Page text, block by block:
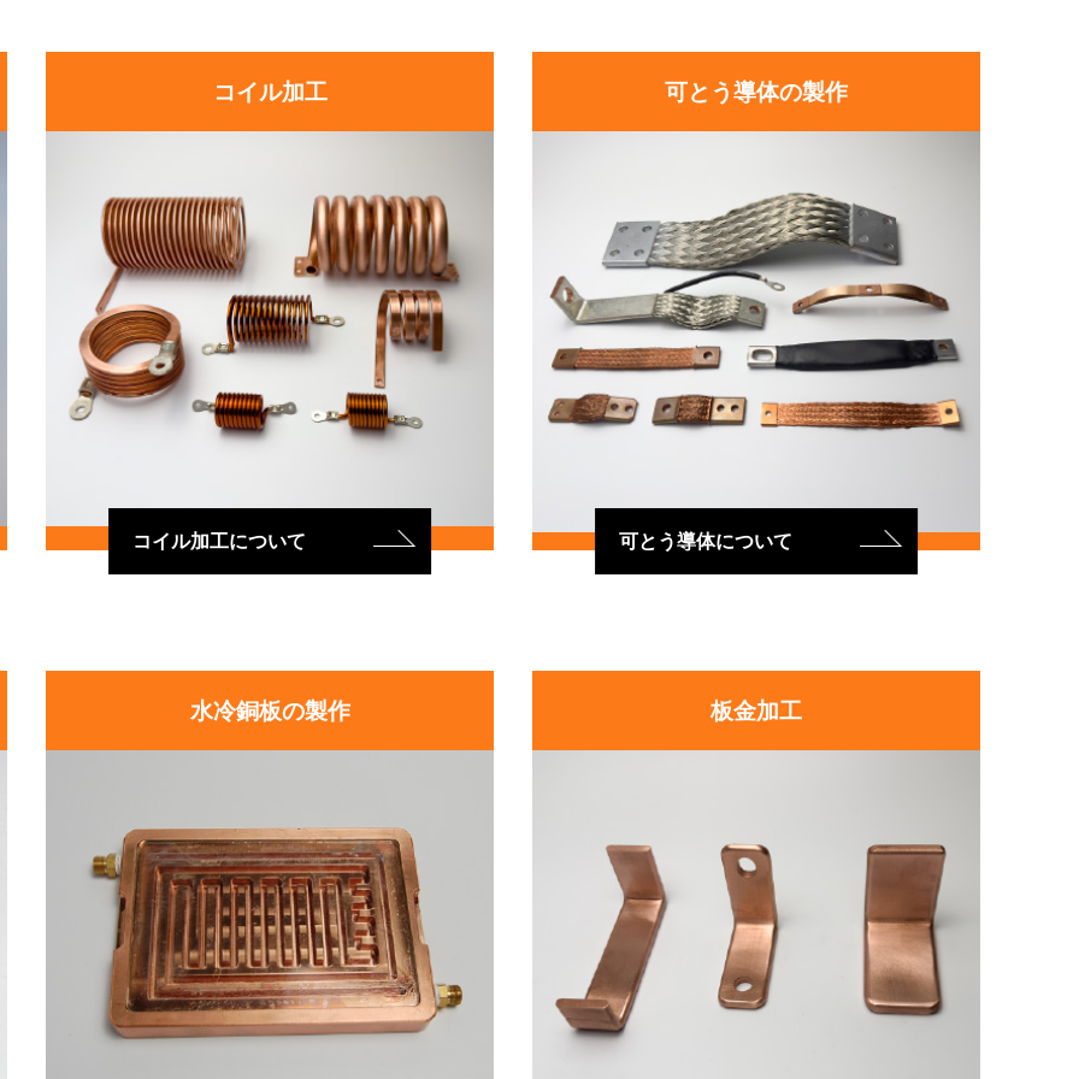
コイル加工
コイル加工について
可とう導体の製作
可とう導体について
水冷銅板の製作 板金加工